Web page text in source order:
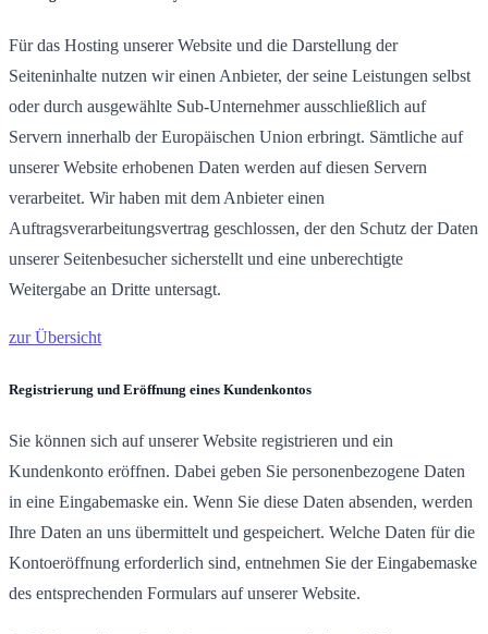
Für das Hosting unserer Website und die Darstellung der
Seiteninhalte nutzen wir einen Anbieter, der seine Leistungen selbst
oder durch ausgewählte Sub-Unternehmer ausschließlich auf
Servern innerhalb der Europäischen Union erbringt. Sämtliche auf
unserer Website erhobenen Daten werden auf diesen Servern
verarbeitet. Wir haben mit dem Anbieter einen
Auftragsverarbeitungsvertrag geschlossen, der den Schutz der Daten
unserer Seitenbesucher sicherstellt und eine unberechtigte
Weitergabe an Dritte untersagt.
zur Übersicht
Registrierung und Eröffnung eines Kundenkontos
Sie können sich auf unserer Website registrieren und ein
Kundenkonto eröffnen. Dabei geben Sie personenbezogene Daten
in eine Eingabemaske ein. Wenn Sie diese Daten absenden, werden
Ihre Daten an uns übermittelt und gespeichert. Welche Daten für die
Kontoeröffnung erforderlich sind, entnehmen Sie der Eingabemaske
des entsprechenden Formulars auf unserer Website.